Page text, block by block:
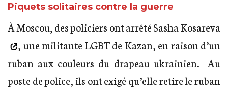
Piquets solitaires contre la guerre
À Moscou, des policiers ont arrêtéSasha Kosareva
, une militante LGBT de Kazan, en raison d’un
ruban aux couleurs du drapeau ukrainien. Au
poste de police, ils ont exigé qu’elle retire le ruban